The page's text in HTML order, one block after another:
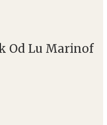
Od Lu Marinof